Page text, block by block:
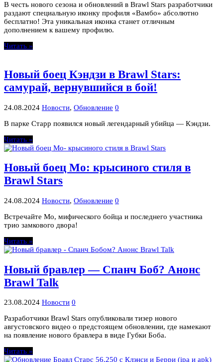
В честь нового сезона и обновлений в Brawl Stars разработчики
раздают специальную иконку профиля «Вамбо» абсолютно
бесплатно! Эта уникальная иконка станет отличным
дополнением к вашему профилю.
Читать »
Новый боец Кэндзи в Brawl Stars:
самурай, вернувшийся в бой!
24.08.2024 Новости, Обновление 0
В парке Старр появился новый легендарный убийца — Кэндзи.
Читать »
Новый боец Мо: крысиного стиля в
Brawl Stars
24.08.2024 Новости, Обновление 0
Встречайте Мо, мифического бойца и последнего участника
трио замкового двора!
Читать »
Новый бравлер — Спанч Боб? Анонс
Brawl Talk
23.08.2024 Новости 0
Разработчики Brawl Stars опубликовали тизер нового
августовского видео о предстоящем обновлении, где намекают
на появление нового бравлера в виде Губки Боба.
Читать »